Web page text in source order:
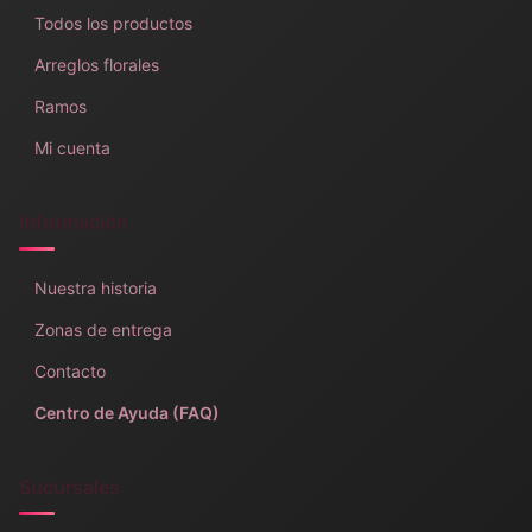
Todos los productos
Arreglos florales
Ramos
Mi cuenta
Información
Nuestra historia
Zonas de entrega
Contacto
Centro de Ayuda (FAQ)
Sucursales